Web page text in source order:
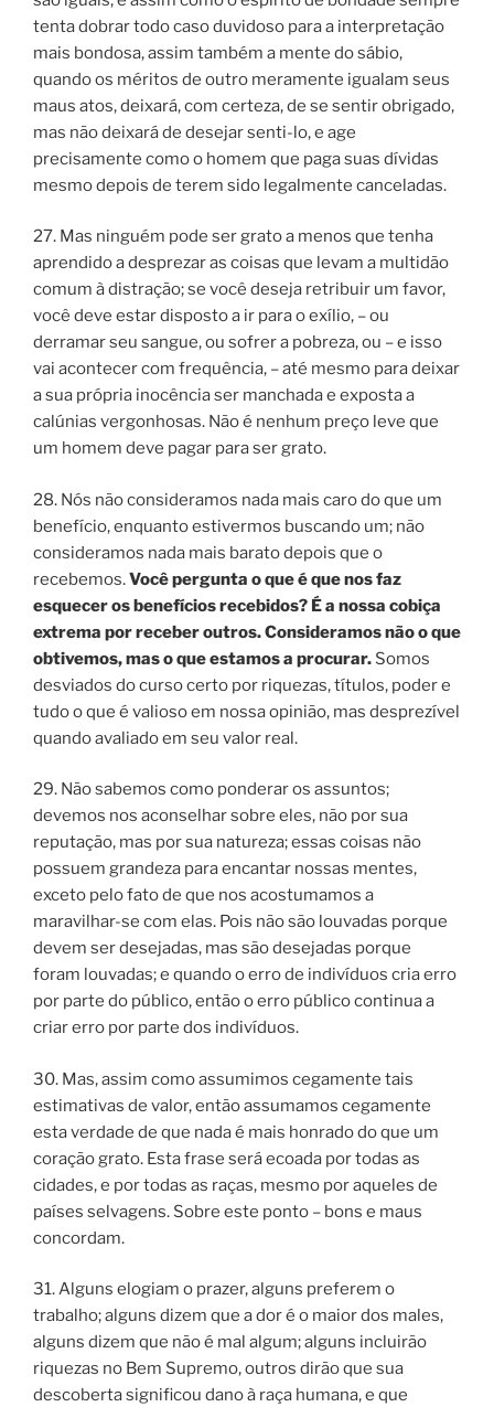
tenta dobrar todo caso duvidoso para a interpretação
mais bondosa, assim também a mente do sábio,
quando os méritos de outro meramente igualam seus
maus atos, deixará, com certeza, de se sentir obrigado,
mas não deixará de desejar senti-lo, e age
precisamente como o homem que paga suas dívidas
mesmo depois de terem sido legalmente canceladas.
27. Mas ninguém pode ser grato a menos que tenha
aprendido a desprezar as coisas que levam a multidão
comum à distração; se você deseja retribuir um favor,
você deve estar disposto a ir para o exílio, – ou
derramar seu sangue, ou sofrer a pobreza, ou – e isso
vai acontecer com frequência, – até mesmo para deixar
a sua própria inocência ser manchada e exposta a
calúnias vergonhosas. Não é nenhum preço leve que
um homem deve pagar para ser grato.
28. Nós não consideramos nada mais caro do que um
benefício, enquanto estivermos buscando um; não
consideramos nada mais barato depois que o
recebemos.Você pergunta o que é que nos faz
esquecer os benefícios recebidos? É a nossa cobiça
extrema por receber outros. Consideramos não o que
obtivemos, mas o que estamos a procurar. Somos
desviados do curso certo por riquezas, títulos, poder e
tudo o que é valioso em nossa opinião, mas desprezível
quando avaliado em seu valor real.
29. Não sabemos como ponderar os assuntos;
devemos nos aconselhar sobre eles, não por sua
reputação, mas por sua natureza; essas coisas não
possuem grandeza para encantar nossas mentes,
exceto pelo fato de que nos acostumamos a
maravilhar-se com elas. Pois não são louvadas porque
devem ser desejadas, mas são desejadas porque
foram louvadas; e quando o erro de indivíduos cria erro
por parte do público, então o erro público continua a
criar erro por parte dos indivíduos.
30. Mas, assim como assumimos cegamente tais
estimativas de valor, então assumamos cegamente
esta verdade de que nada é mais honrado do que um
coração grato. Esta frase será ecoada por todas as
cidades, e por todas as raças, mesmo por aqueles de
países selvagens. Sobre este ponto – bons e maus
concordam.
31. Alguns elogiam o prazer, alguns preferem o
trabalho; alguns dizem que a dor é o maior dos males,
alguns dizem que não é mal algum; alguns incluirão
riquezas no Bem Supremo, outros dirão que sua
descoberta significou dano à raça humana, e que